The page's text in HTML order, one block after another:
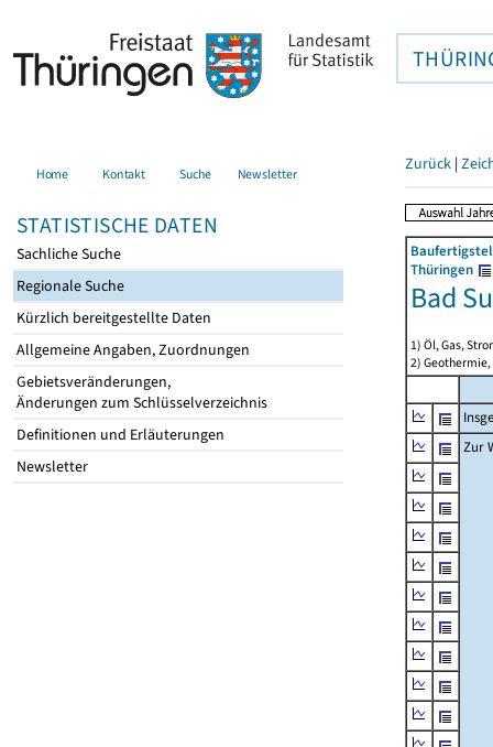
Home Kontakt Suche Newsletter
STATISTISCHE DATEN
Sachliche Suche
Regionale Suche
Kürzlich bereitgestellte Daten
Allgemeine Angaben, Zuordnungen
Gebietsveränderungen,
Änderungen zum Schlüsselverzeichnis
Definitionen und Erläuterungen
Newsletter
Zurück |
Thüringen
Bad
1) Öl, Gas,
2)
Zur